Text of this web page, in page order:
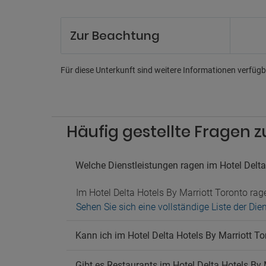
Zur Beachtung
Für diese Unterkunft sind weitere Informationen
Häufig gestellte Fragen
Welche Dienstleistungen ragen im Hotel
Im Hotel Delta Hotels By Marriott Toronto
Sehen Sie sich eine vollständige Liste der
Kann ich im Hotel Delta Hotels By Marriott